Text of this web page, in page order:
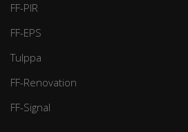
FF-PIR
FF-EPS
Tulppa
FF-Renovation
FF-Signal